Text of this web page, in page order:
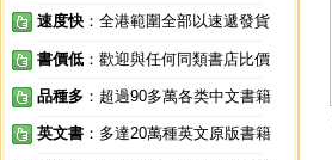
速度快 ：全港範圍全部以速遞發貨
書價低 ：歡迎與任何同類書店比價
品種多 ：超過90多萬各类中文書籍
英文書 ：多達20萬種英文原版書籍